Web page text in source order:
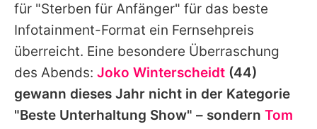
für "Sterben für Anfänger" für das beste
Infotainment-Format ein Fernsehpreis
überreicht. Eine besondere Überraschung
des Abends: Joko Winterscheidt (44)
gewann dieses Jahr nicht in der Kategorie
"Beste Unterhaltung Show" – sondern Tom